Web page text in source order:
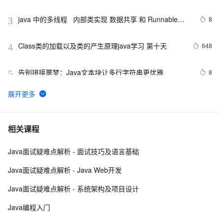
3 java 中的多线程   内部类实现 数据共享 和 Runnable实
8
4 Class类的加载以及类的产生原理java学习 第十天 648
5 8
6 【JavaWeb】一文搞懂Java过滤器与拦截器的区别
7 Java编程中容易忽略的细节总结
8 方块人 Java并发——volatile关键字
10java中两种添加监听器的策略
相关课程
Java面试疑难点解析 - 面试技巧及语言基础
Java面试疑难点解析 - Java Web开发
Java面试疑难点解析 - 系统架构及项目设计
Java编程入门